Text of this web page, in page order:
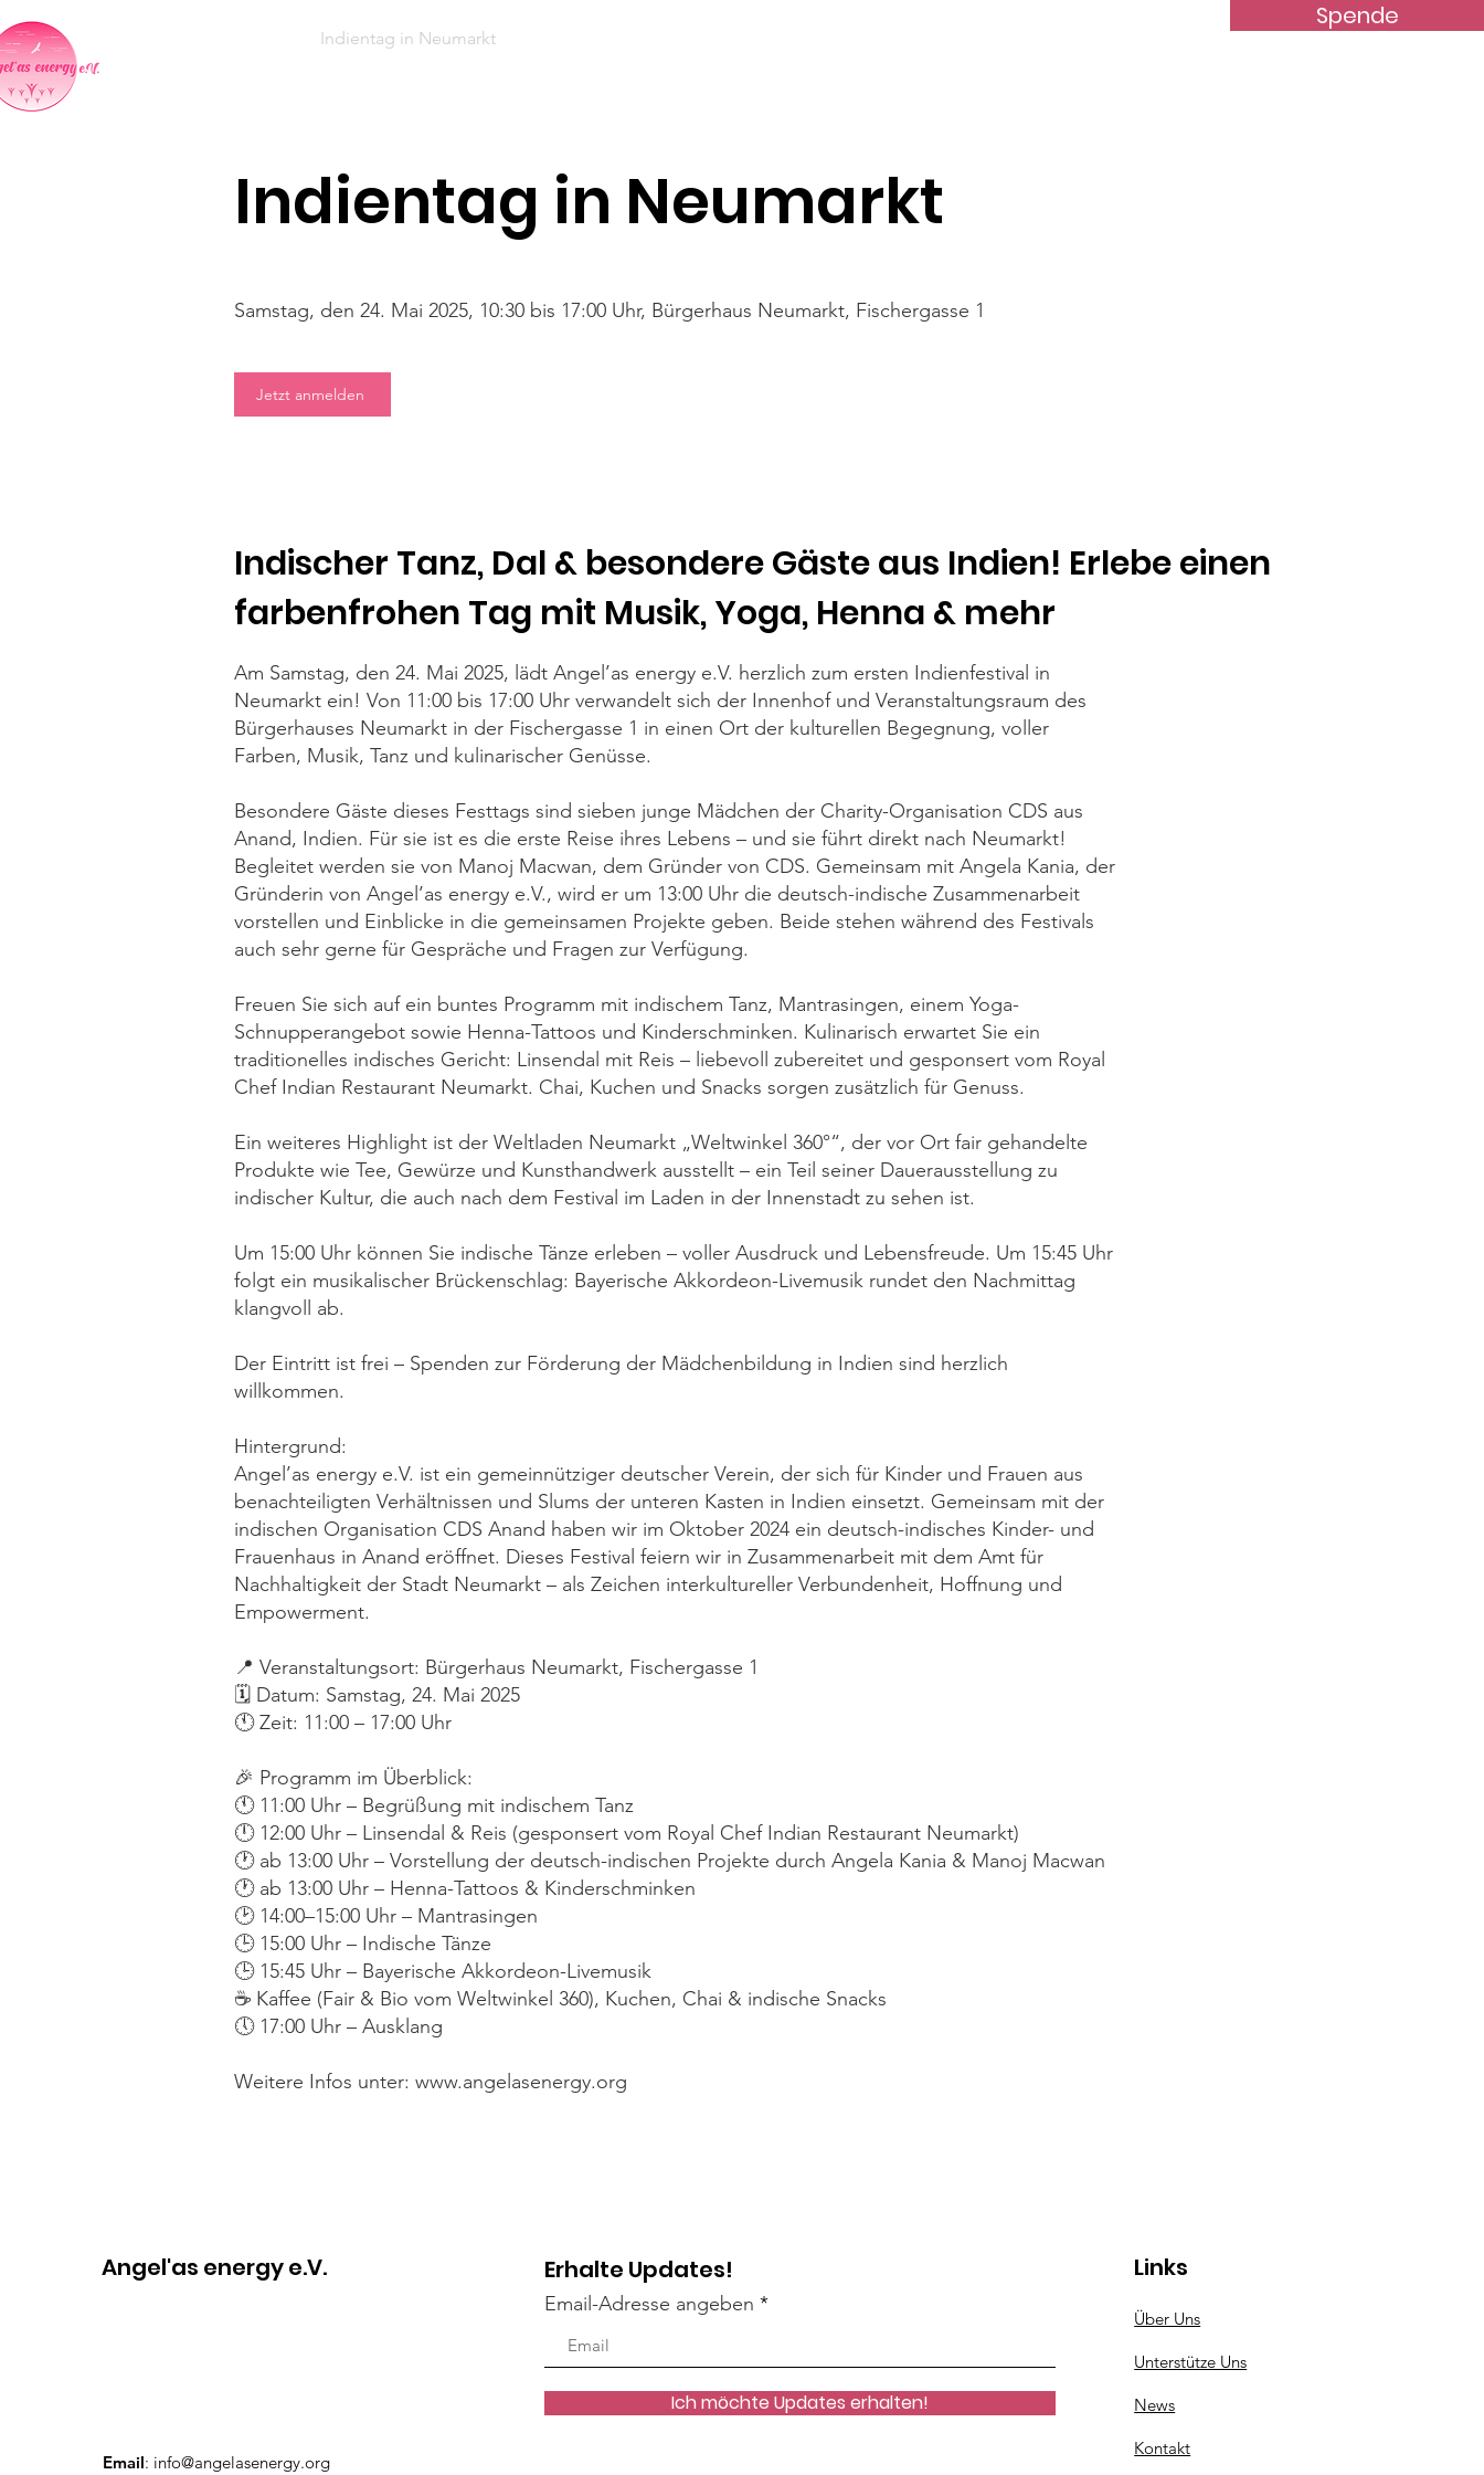
Spende
Indientag in Neumarkt Kontakt
Indientag in Neumarkt
Samstag, den 24. Mai 2025, 10:30 bis 17:00 Uhr, Bürgerhaus Neumarkt, Fischergasse 1
Jetzt anmelden
Indischer Tanz, Dal & besondere Gäste aus Indien! Erlebe einen
farbenfrohen Tag mit Musik, Yoga, Henna & mehr
Am Samstag, den 24. Mai 2025, lädt Angel’as energy e.V. herzlich zum ersten Indienfestival in
Neumarkt ein! Von 11:00 bis 17:00 Uhr verwandelt sich der Innenhof und Veranstaltungsraum des
Bürgerhauses Neumarkt in der Fischergasse 1 in einen Ort der kulturellen Begegnung, voller
Farben, Musik, Tanz und kulinarischer Genüsse.
Besondere Gäste dieses Festtags sind sieben junge Mädchen der Charity-Organisation CDS aus
Anand, Indien. Für sie ist es die erste Reise ihres Lebens – und sie führt direkt nach Neumarkt!
Begleitet werden sie von Manoj Macwan, dem Gründer von CDS. Gemeinsam mit Angela Kania, der
Gründerin von Angel’as energy e.V., wird er um 13:00 Uhr die deutsch-indische Zusammenarbeit
vorstellen und Einblicke in die gemeinsamen Projekte geben. Beide stehen während des Festivals
auch sehr gerne für Gespräche und Fragen zur Verfügung.
Freuen Sie sich auf ein buntes Programm mit indischem Tanz, Mantrasingen, einem Yoga-
Schnupperangebot sowie Henna-Tattoos und Kinderschminken. Kulinarisch erwartet Sie ein
traditionelles indisches Gericht: Linsendal mit Reis – liebevoll zubereitet und gesponsert vom Royal
Chef Indian Restaurant Neumarkt. Chai, Kuchen und Snacks sorgen zusätzlich für Genuss.
Ein weiteres Highlight ist der Weltladen Neumarkt „Weltwinkel 360°“, der vor Ort fair gehandelte
Produkte wie Tee, Gewürze und Kunsthandwerk ausstellt – ein Teil seiner Dauerausstellung zu
indischer Kultur, die auch nach dem Festival im Laden in der Innenstadt zu sehen ist.
Um 15:00 Uhr können Sie indische Tänze erleben – voller Ausdruck und Lebensfreude. Um 15:45 Uhr
folgt ein musikalischer Brückenschlag: Bayerische Akkordeon-Livemusik rundet den Nachmittag
klangvoll ab.
Der Eintritt ist frei – Spenden zur Förderung der Mädchenbildung in Indien sind herzlich
willkommen.
Hintergrund:
Angel’as energy e.V. ist ein gemeinnütziger deutscher Verein, der sich für Kinder und Frauen aus
benachteiligten Verhältnissen und Slums der unteren Kasten in Indien einsetzt. Gemeinsam mit der
indischen Organisation CDS Anand haben wir im Oktober 2024 ein deutsch-indisches Kinder- und
Frauenhaus in Anand eröffnet. Dieses Festival feiern wir in Zusammenarbeit mit dem Amt für
Nachhaltigkeit der Stadt Neumarkt – als Zeichen interkultureller Verbundenheit, Hoffnung und
Empowerment.
📍 Veranstaltungsort: Bürgerhaus Neumarkt, Fischergasse 1
🗓 Datum: Samstag, 24. Mai 2025
🕚 Zeit: 11:00 – 17:00 Uhr
🎉 Programm im Überblick:
🕚 11:00 Uhr – Begrüßung mit indischem Tanz
🕛 12:00 Uhr – Linsendal & Reis (gesponsert vom Royal Chef Indian Restaurant Neumarkt)
🕐 ab 13:00 Uhr – Vorstellung der deutsch-indischen Projekte durch Angela Kania & Manoj Macwan
🕐 ab 13:00 Uhr – Henna-Tattoos & Kinderschminken
🕑 14:00–15:00 Uhr – Mantrasingen
🕒 15:00 Uhr – Indische Tänze
🕒 15:45 Uhr – Bayerische Akkordeon-Livemusik
☕ Kaffee (Fair & Bio vom Weltwinkel 360), Kuchen, Chai & indische Snacks
🕔 17:00 Uhr – Ausklang
Weitere Infos unter: www.angelasenergy.org
Angel'as energy e.V.
Email: info@angelasenergy.org
Erhalte Updates!
Email-Adresse angeben
Ich möchte Updates erhalten!
Links
Über Uns
Unterstütze Uns
News
Kontakt